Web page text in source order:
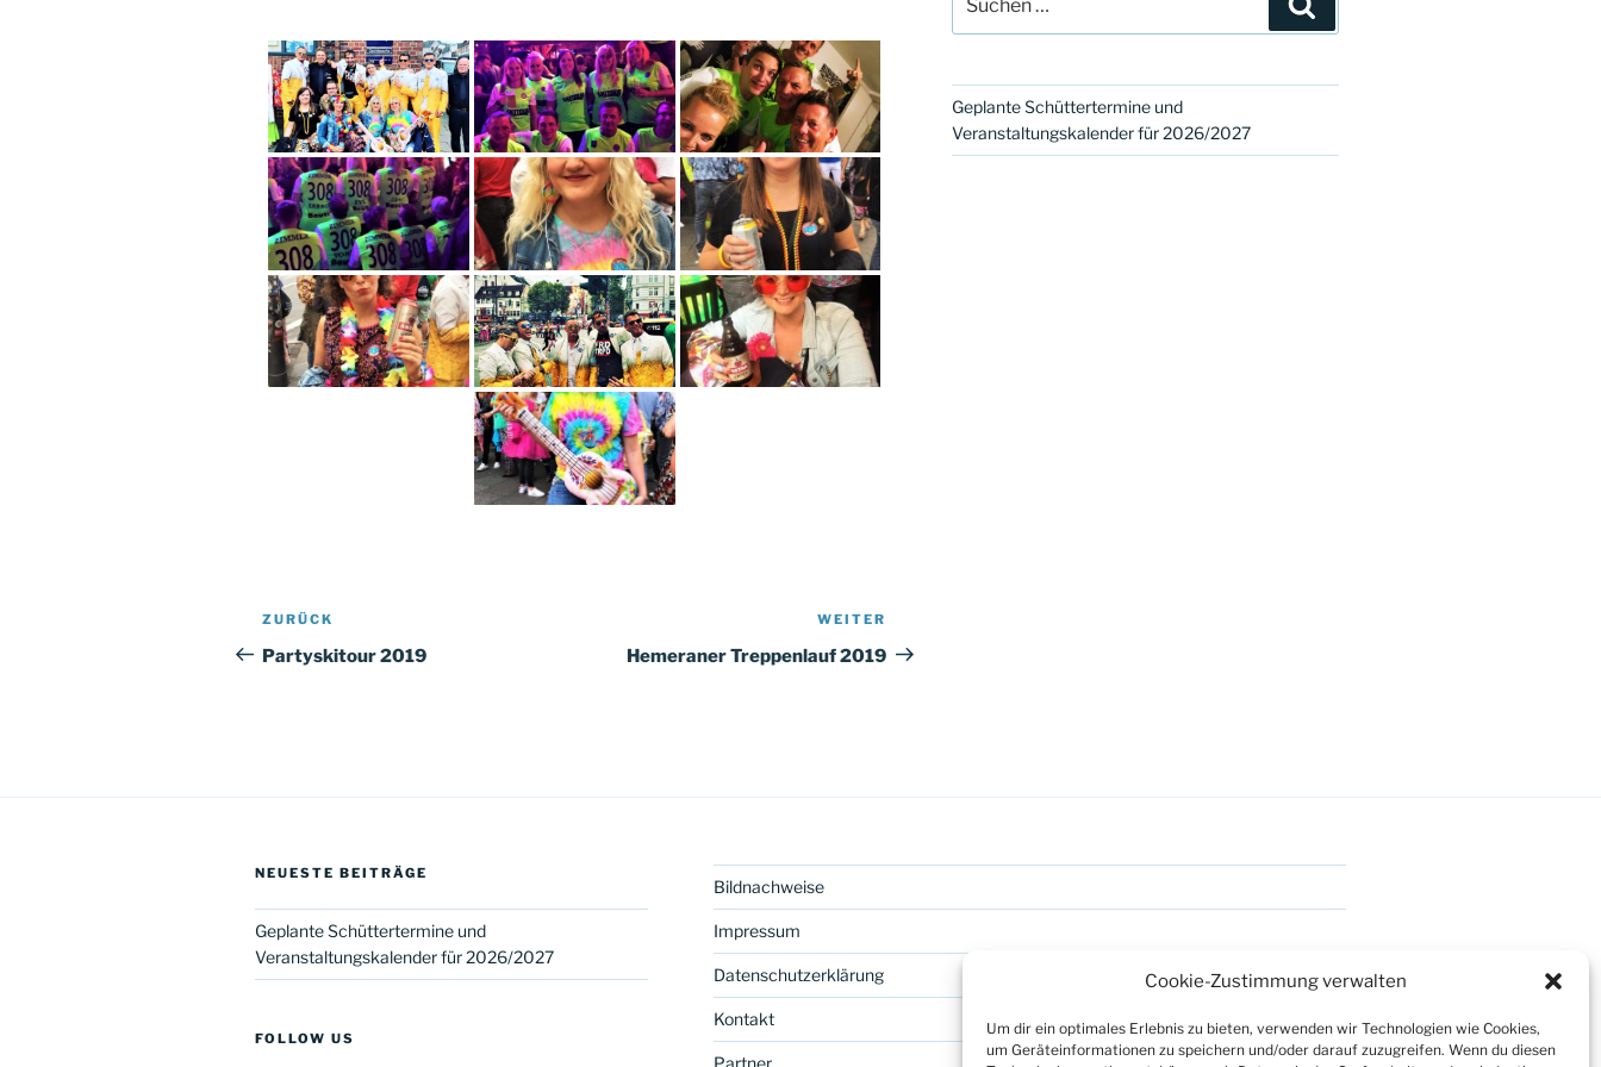
Cookie-Zustimmung verwalten
Um dir ein optimales Erlebnis zu bieten, verwenden wir Technologien wie Cookies,
um Geräteinformationen zu speichern und/oder darauf zuzugreifen. Wenn du diesen
Beitragsnavigation
Vorheriger
Beitrag
ZURÜCK
Partyskitour 2019
Beitrag
WEITER
Hemeraner Treppenlauf 2019
nach:
Geplante Schüttertermine und
Veranstaltungskalender für 2026/2027
NEUESTE BEITRÄGE
Geplante Schüttertermine und
Veranstaltungskalender für 2026/2027
FOLLOW US
Bildnachweise
Impressum
Datenschutzerklärung
Kontakt
Partner